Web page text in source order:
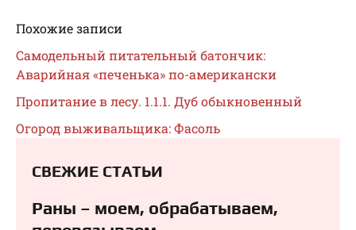
Похожие записи
Самодельный питательный батончик:
Аварийная «печенька» по-американски
Пропитание в лесу. 1.1.1. Дуб обыкновенный
Огород выживальщика: Фасоль
СВЕЖИЕ СТАТЬИ
Раны – моем, обрабатываем,